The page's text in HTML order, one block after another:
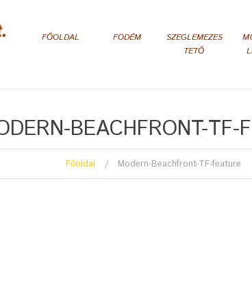
FŐOLDAL FÖDÉM
SZEGLEMEZES
TETŐ
BEACHFRONT-TF-
Főoldal Modern-Beachfront-TF-feature